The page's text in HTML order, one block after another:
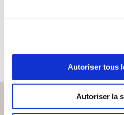
Autoriser tous
Autoriser la